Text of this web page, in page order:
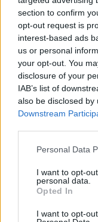
section to confirm
opt-out request is
interest-based ads
us or personal
your opt-out. You
disclosure of your
IAB’s list of
also be disclosed
Downstream
Please note that
not limited to your
grant or deny
use your data for
consent section.
Personal Data
I want to opt-
personal data.
Opted In
I want to opt-
Hódmezővásárhely
Másfélszeresére
református